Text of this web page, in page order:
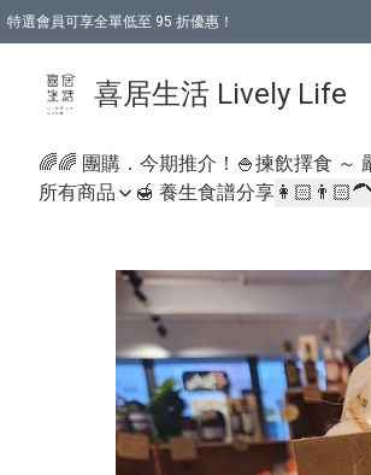
特選會員可享全單低至 95 折優惠！
喜居生活 Lively Life
🌈🌈 團購．今期推介！ 🍚揀飲擇食 ～
所有商品
🍯 養生食譜分享